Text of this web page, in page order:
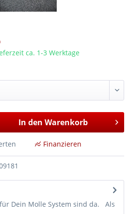
ca. 1-3 Werktage
In den Warenkorb
Finanzieren
Dein Molle System sind da. Als